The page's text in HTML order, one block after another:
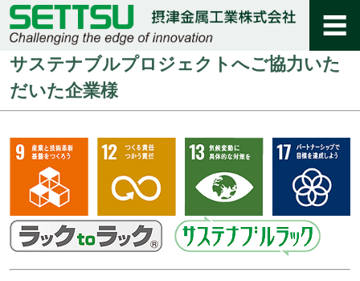
サステナブルプロジェクトへご協力いた
だいた企業様